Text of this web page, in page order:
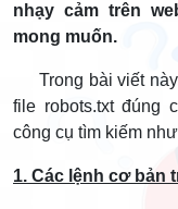
nhạy cảm trên
mong muốn.
Trong bài viết này,
file robots.txt đúng
công cụ tìm kiếm
1. Các lệnh cơ bản